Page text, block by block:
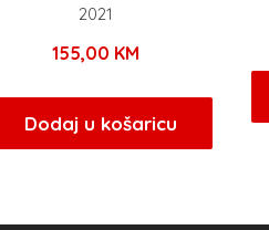
2021
155,00 KM
Dodaj u košaricu